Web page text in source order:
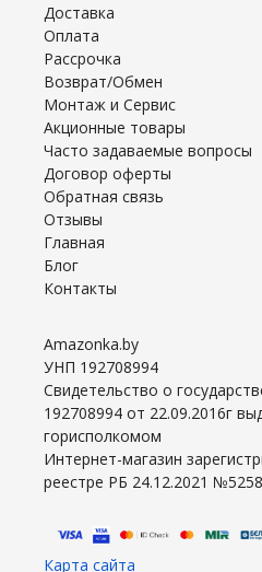
Доставка
Оплата
Рассрочка
Возврат/Обмен
Монтаж и Сервис
Акционные товары
Часто задаваемые вопросы
Договор оферты
Обратная связь
Отзывы
Главная
Блог
Контакты
Amazonka.by
УНП 192708994
Свидетельство о
192708994 от 22.09.2016г
горисполкомом
Интернет-магазин
реестре РБ 24.12.2021
Карта сайта